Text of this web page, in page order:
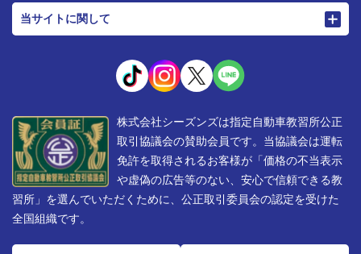
当サイトに関して
株式会社シーズンズは指定自動車教習所公正
取引協議会の賛助会員です。当協議会は運転
免許を取得されるお客様が「価格の不当表示
や虚偽の広告等のない、安心で信頼できる教
習所」を選んでいただくために、公正取引委員会の認定を受けた
全国組織です。